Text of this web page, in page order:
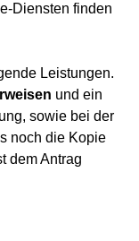
Diensten finden
Leistungen.
und ein
sowie bei der
noch die Kopie
dem Antrag